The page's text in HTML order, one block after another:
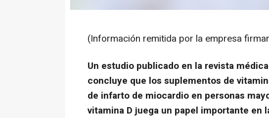
(Información remitida por la empresa
Un estudio publicado en la revista
concluye que los suplementos de
de infarto de miocardio en personas
vitamina D juega un papel importante en